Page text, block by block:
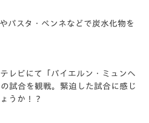
パスタ・ペンネなどで炭水化物を
レビにて「バイエルン・ミュンヘ
試合を観戦。緊迫した試合に感じ
うか！？